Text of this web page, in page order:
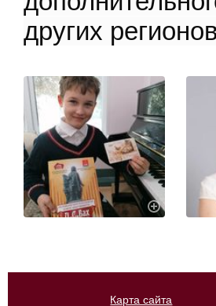
других
Карта сайта